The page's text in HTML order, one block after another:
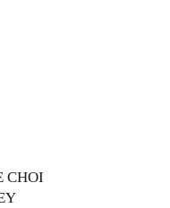
CHOI